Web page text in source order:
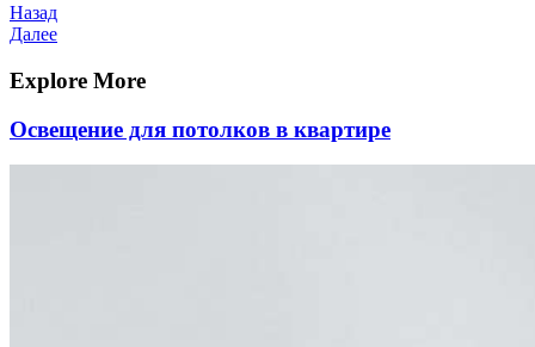
Навигация
по
записям
Предыдущая
запись
Назад
Следующая
Далее
Explore More
Освещение для потолков в квартире